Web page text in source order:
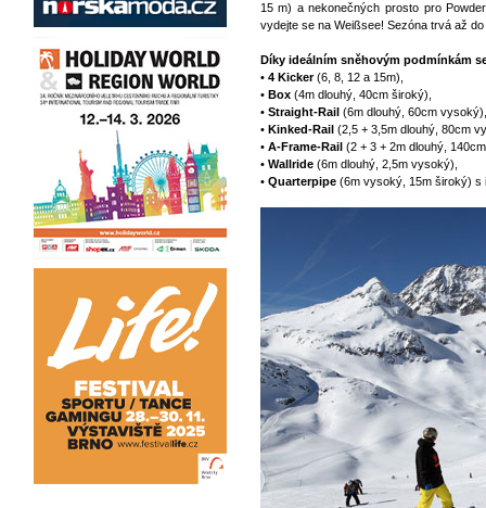
15 m) a nekonečných prosto pro
vydejte se na Weißsee! Sezóna trvá až
Díky ideálním sněhovým podmínkám
• 4 Kicker(6, 8, 12 a 15m),
• Box(4m dlouhý, 40cm široký),
• Straight-Rail(6m dlouhý, 60cm vysoký),
• Kinked-Rail(2,5 + 3,5m dlouhý, 80cm
• A-Frame-Rail(2 + 3 + 2m dlouhý,
• Wallride(6m dlouhý, 2,5m vysoký),
• Quarterpipe(6m vysoký, 15m široký) s